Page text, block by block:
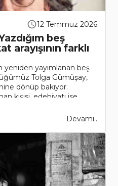
12 Temmuz 2026
beş
arayışının farklı
yeniden yayımlanan beş
Tolga Gümüşay,
dönüp bakıyor.
kişisi, edebiyatı ise
Devamı..